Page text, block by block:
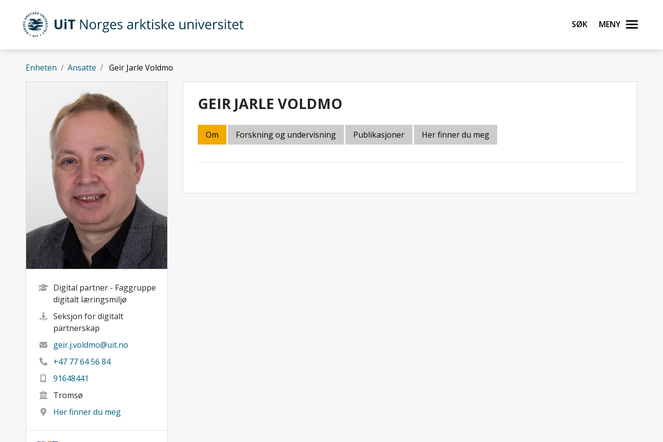
Gå til hovedinnhold
UiT Norges arktiske universitet Søk Meny
Enheten Ansatte Geir Jarle Voldmo
Digital partner - Faggruppe
digitalt læringsmiljø
Seksjon for digitalt
partnerskap
geir.j.voldmo@uit.no
+47 77 64 56 84
91648441
Tromsø
Her finner du meg
GEIR JARLE VOLDMO
Om Forskning og undervisning Publikasjoner Her finner du meg